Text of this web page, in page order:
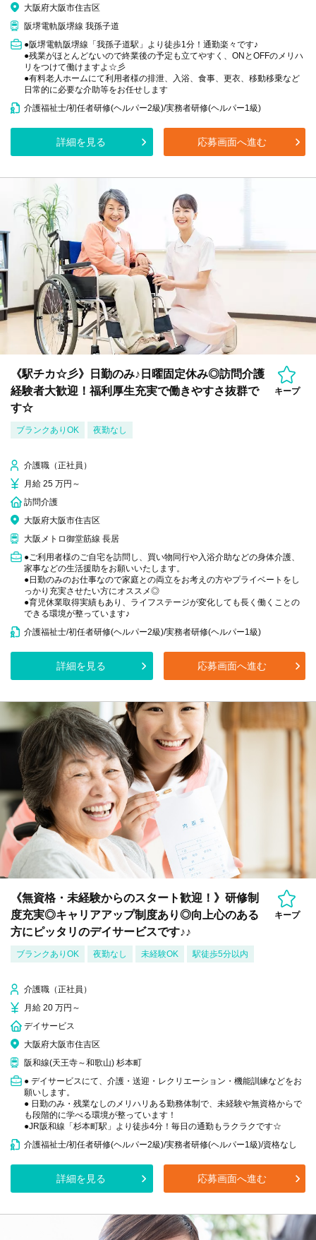
大阪府大阪市住吉区
阪堺電軌阪堺線 我孫子道
●阪堺電軌阪堺線「我孫子道駅」より徒歩1分！通勤楽々です♪
●残業がほとんどないので終業後の予定も立てやすく、ONとOFFのメリハ
リをつけて働けますよ☆彡
●有料老人ホームにて利用者様の排泄、入浴、食事、更衣、移動移乗など
日常的に必要な介助等をお任せします
介護福祉士/初任者研修(ヘルパー2級)/実務者研修(ヘルパー1級)
詳細を見る 応募画面へ進む
《駅チカ☆彡》日勤のみ♪日曜固定休み◎訪問介護
経験者大歓迎！福利厚生充実で働きやすさ抜群で
す☆
キープ
ブランクありOK 夜勤なし
介護職（正社員）
月給 25 万円～
訪問介護
大阪府大阪市住吉区
大阪メトロ御堂筋線 長居
●ご利用者様のご自宅を訪問し、買い物同行や入浴介助などの身体介護、
家事などの生活援助をお願いいたします。
●日勤のみのお仕事なので家庭との両立をお考えの方やプライベートをし
っかり充実させたい方にオススメ◎
●育児休業取得実績もあり、ライフステージが変化しても長く働くことの
できる環境が整っています♪
介護福祉士/初任者研修(ヘルパー2級)/実務者研修(ヘルパー1級)
詳細を見る 応募画面へ進む
《無資格・未経験からのスタート歓迎！》研修制
度充実◎キャリアアップ制度あり◎向上心のある
方にピッタリのデイサービスです♪♪
キープ
ブランクありOK 夜勤なし 未経験OK 駅徒歩5分以内
介護職（正社員）
月給 20 万円～
デイサービス
大阪府大阪市住吉区
阪和線(天王寺～和歌山) 杉本町
● デイサービスにて、介護・送迎・レクリエーション・機能訓練などをお
願いします。
● 日勤のみ・残業なしのメリハリある勤務体制で、未経験や無資格からで
も段階的に学べる環境が整っています！
●JR阪和線「杉本町駅」より徒歩4分！毎日の通勤もラクラクです☆
介護福祉士/初任者研修(ヘルパー2級)/実務者研修(ヘルパー1級)/資格なし
詳細を見る 応募画面へ進む